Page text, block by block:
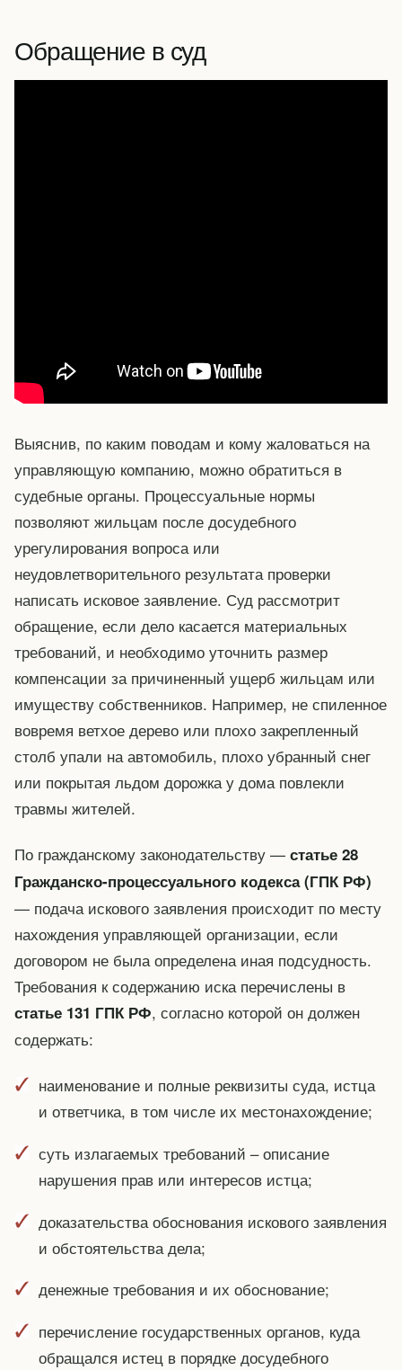
Обращение в суд
Выяснив, по каким поводам и кому жаловаться на
управляющую компанию, можно обратиться в
судебные органы. Процессуальные нормы
позволяют жильцам после досудебного
урегулирования вопроса или
неудовлетворительного результата проверки
написать исковое заявление. Суд рассмотрит
обращение, если дело касается материальных
требований, и необходимо уточнить размер
компенсации за причиненный ущерб жильцам или
имуществу собственников. Например, не спиленное
вовремя ветхое дерево или плохо закрепленный
столб упали на автомобиль, плохо убранный снег
или покрытая льдом дорожка у дома повлекли
травмы жителей.
По гражданскому законодательству — статье 28
Гражданско-процессуального кодекса (ГПК РФ)
— подача искового заявления происходит по месту
нахождения управляющей организации, если
договором не была определена иная подсудность.
Требования к содержанию иска перечислены в
статье 131 ГПК РФ, согласно которой он должен
содержать:
наименование и полные реквизиты суда, истца
и ответчика, в том числе их местонахождение;
суть излагаемых требований – описание
нарушения прав или интересов истца;
доказательства обоснования искового заявления
и обстоятельства дела;
денежные требования и их обоснование;
перечисление государственных органов, куда
обращался истец в порядке досудебного